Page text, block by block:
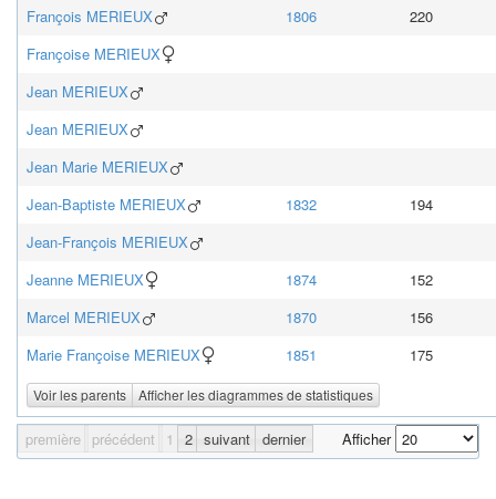
Voir les parents Afficher les diagrammes de statistiques
François MERIEUX 1806
220
Françoise MERIEUX
Jean MERIEUX
Jean MERIEUX
Jean Marie MERIEUX
Jean-Baptiste MERIEUX 1832
194
Jean-François MERIEUX
Jeanne MERIEUX 1874
152
Marcel MERIEUX 1870
156
Marie Françoise MERIEUX 1851 175
première précédent 1 2 suivant dernier Afficher